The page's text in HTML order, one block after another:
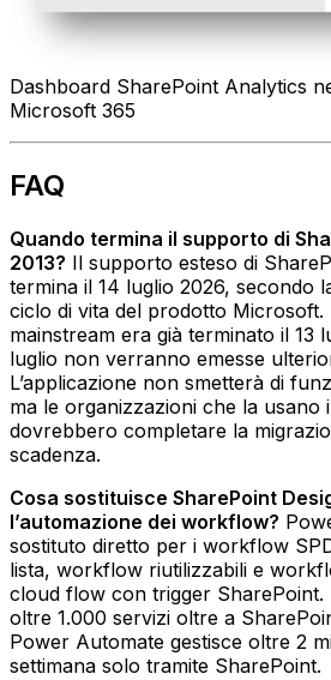
Dashboard SharePoint Analytics
Microsoft 365
FAQ
Quando termina il supporto di
2013? Il supporto esteso di
termina il 14 luglio 2026, secondo
ciclo di vita del prodotto
mainstream era già terminato il 13
luglio non verranno emesse
L’applicazione non smetterà di
ma le organizzazioni che la usano
dovrebbero completare la
scadenza.
Cosa sostituisce SharePoint
l’automazione dei workflow?
sostituto diretto per i workflow
lista, workflow riutilizzabili e
cloud flow con trigger SharePoint.
oltre 1.000 servizi oltre a
Power Automate gestisce oltre 2
settimana solo tramite SharePoint.